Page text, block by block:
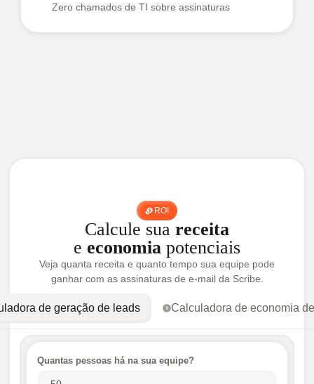
Zero chamados de TI sobre assinaturas
ROI
Calcule sua receita
e economia potenciais
Veja quanta receita e quanto tempo sua equipe pode
ganhar com as assinaturas de e-mail da Scribe.
de geração de leads Calculadora de economia
Quantas pessoas há na sua equipe?